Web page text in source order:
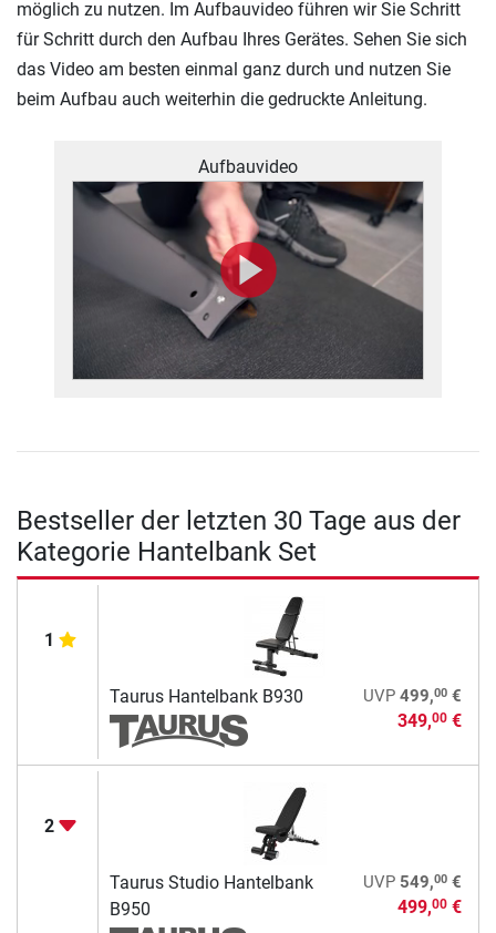
möglich zu nutzen. Im Aufbauvideo führen wir Sie Schritt
für Schritt durch den Aufbau Ihres Gerätes. Sehen Sie sich
das Video am besten einmal ganz durch und nutzen Sie
beim Aufbau auch weiterhin die gedruckte Anleitung.
Aufbauvideo
Bestseller der letzten 30 Tage aus der
Kategorie Hantelbank Set
1
Taurus Hantelbank B930 UVP 499,00€
349,00€
2
Taurus Studio Hantelbank
B950
UVP 549,00€
499,00€